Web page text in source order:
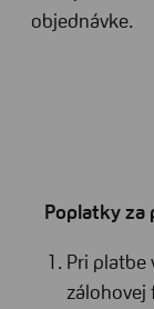
objednávke.
Poplatky za
Pri platbe